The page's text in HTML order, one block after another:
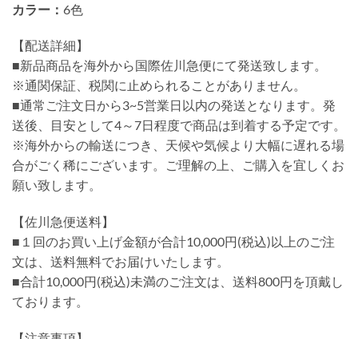
カラー： 6色
【配送詳細】
■新品商品を海外から国際佐川急便にて発送致します。
※通関保証、税関に止められることがありません。
■通常ご注文日から3~5営業日以内の発送となります。発
送後、目安として4～7日程度で商品は到着する予定です。
※海外からの輸送につき、天候や気候より大幅に遅れる場
合がごく稀にございます。ご理解の上、ご購入を宜しくお
願い致します。
【佐川急便送料】
■１回のお買い上げ金額が合計10,000円(税込)以上のご注
文は、送料無料でお届けいたします。
■合計10,000円(税込)未満のご注文は、送料800円を頂戴し
ております。